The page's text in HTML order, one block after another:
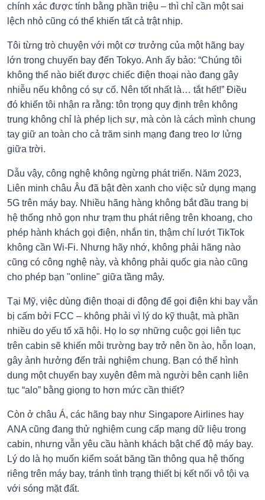
chính xác được tính bằng phần triệu – thì chỉ cần một sai
lệch nhỏ cũng có thể khiến tất cả trật nhịp.
Tôi từng trò chuyện với một cơ trưởng của một hãng bay
lớn trong chuyến bay đến Tokyo. Anh ấy bảo: “Chúng tôi
không thể nào biết được chiếc điện thoại nào đang gây
nhiễu nếu không có sự cố. Nên tốt nhất là… tắt hết!” Điều
đó khiến tôi nhận ra rằng: tôn trọng quy định trên không
trung không chỉ là phép lịch sự, mà còn là cách mình chung
tay giữ an toàn cho cả trăm sinh mạng đang treo lơ lửng
giữa trời.
Dẫu vậy, công nghệ không ngừng phát triển. Năm 2023,
Liên minh châu Âu đã bật đèn xanh cho việc sử dụng mạng
5G trên máy bay. Nhiều hãng hàng không bắt đầu trang bị
hệ thống nhỏ gọn như trạm thu phát riêng trên khoang, cho
phép hành khách gọi điện, nhắn tin, thậm chí lướt TikTok
không cần Wi-Fi. Nhưng hãy nhớ, không phải hãng nào
cũng có công nghệ này, và không phải quốc gia nào cũng
cho phép bạn "online" giữa tầng mây.
Tại Mỹ, việc dùng điện thoại di động để gọi điện khi bay vẫn
bị cấm bởi FCC – không phải vì lý do kỹ thuật, mà phần
nhiều do yếu tố xã hội. Họ lo sợ những cuộc gọi liên tục
trên cabin sẽ khiến môi trường bay trở nên ồn ào, hỗn loạn,
gây ảnh hưởng đến trải nghiệm chung. Bạn có thể hình
dung một chuyến bay xuyên đêm mà người bên cạnh liên
tục “alo” bằng giọng to hơn mức cần thiết?
Còn ở châu Á, các hãng bay như Singapore Airlines hay
ANA cũng đang thử nghiệm cung cấp mạng dữ liệu trong
cabin, nhưng vẫn yêu cầu hành khách bật chế độ máy bay.
Lý do là họ muốn kiểm soát băng tần thông qua hệ thống
riêng trên máy bay, tránh tình trạng thiết bị kết nối vô tội vạ
với sóng mặt đất.